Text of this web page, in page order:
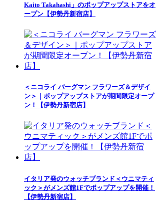
Kaito Takahashi」のポップアップストアをオ
ープン【伊勢丹新宿店】
＜ニコライ バーグマン フラワーズ＆デザイ
ン＞｜ポップアップストアが期間限定オープ
ン！【伊勢丹新宿店】
イタリア発のウォッチブランド＜ウニマティ
ック＞がメンズ館1Fでポップアップを開催！
【伊勢丹新宿店】